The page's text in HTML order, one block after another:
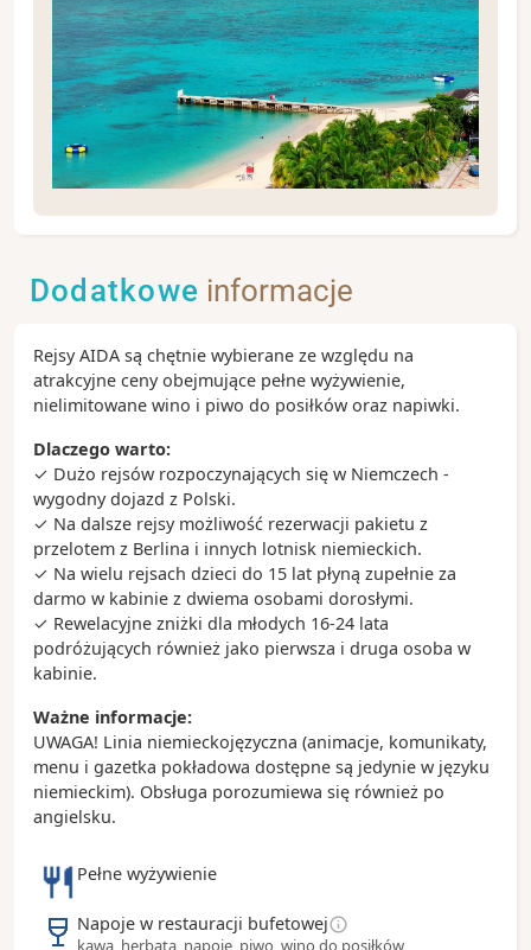
Montego Bay znane jest z połączenia pięknych plaż,
plaż Jamajki, znana z wyjątkowej przejrzystości
wody i legend o jej „leczniczych” właściwościach.
Rocklands Bird Sanctuary – rezerwat położony ok.
dzikich kolibrów prosto z ręki
najbardziej wyjątkowych doświadczeń
przyrodniczych na Jamajce.
Sam Sharpe Square– historyczny plac poświęcony
bohaterowi narodowemu Jamajki i wydarzeniom
związanym z walką o zniesienie niewolnictwa.
Hip Strip (Jimmy Cliff Boulevard) – główna ulica z
restauracjami, barami i sklepami; popularne
miejsce zarówno dla mieszkańców, jak i
odwiedzających.
Dunn’s River Falls
wodospad, którym możnawspinać się po
naturalnych stopniach; jedno z najważniejszych
miejsc, jakie odwiedzają goście północnego
wybrzeża.
Nazwa Montego Bay pochodzi od hiszpańskiego
słowa
dawnego handlu smalcem w okresie kolonialnym.
Dodatkowe informacje
Rejsy AIDA są chętnie wybierane ze względu na
atrakcyjne ceny obejmujące pełne wyżywienie,
nielimitowane wino i piwo do posiłków oraz napiwki.
Dlaczego warto:
✓ Dużo rejsów rozpoczynających się w Niemczech -
wygodny dojazd z Polski.
✓ Na dalsze rejsy możliwość rezerwacji pakietu z
przelotem z Berlina i innych lotnisk niemieckich.
✓ Na wielu rejsach dzieci do 15 lat płyną zupełnie za
darmo w kabinie z dwiema osobami dorosłymi.
✓ Rewelacyjne zniżki dla młodych 16-24 lata
podróżujących również jako pierwsza i druga osoba w
kabinie.
Ważne informacje:
UWAGA! Linia niemieckojęzyczna (animacje, komunikaty,
menu i gazetka pokładowa dostępne są jedynie w języku
niemieckim). Obsługa porozumiewa się również po
angielsku.
Pełne wyżywienie
Napoje w restauracji bufetowej